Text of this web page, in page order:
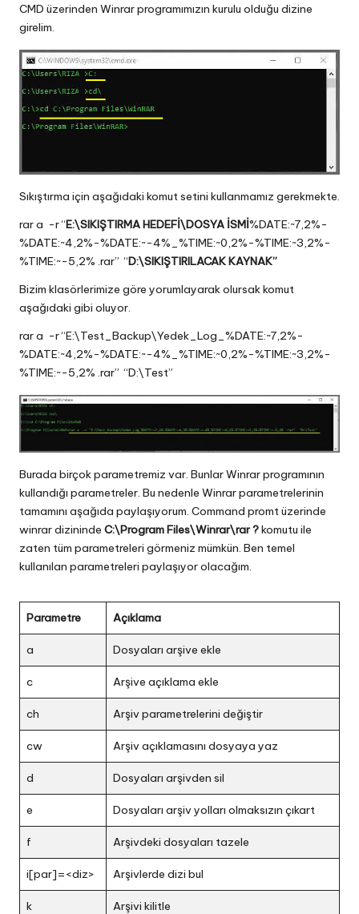
CMD üzerinden Winrar programımızın kurulu olduğu dizine
girelim.
Sıkıştırma için aşağıdaki komut setini kullanmamız gerekmekte.
rar a -r “E:\SIKIŞTIRMA HEDEFİ\DOSYA İSMİ%DATE:~7,2%-
%DATE:~4,2%-%DATE:~-4%_%TIME:~0,2%-%TIME:~3,2%-
%TIME:~-5,2% .rar” “D:\SIKIŞTIRILACAK KAYNAK”
Bizim klasörlerimize göre yorumlayarak olursak komut
aşağıdaki gibi oluyor.
rar a -r “E:\Test_Backup\Yedek_Log_%DATE:~7,2%-
%DATE:~4,2%-%DATE:~-4%_%TIME:~0,2%-%TIME:~3,2%-
%TIME:~-5,2% .rar” “D:\Test”
Burada birçok parametremiz var. Bunlar Winrar programının
kullandığı parametreler. Bu nedenle Winrar parametrelerinin
tamamını aşağıda paylaşıyorum. Command promt üzerinde
winrar dizininde C:\Program Files\Winrar\rar ?komutu ile
zaten tüm parametreleri görmeniz mümkün. Ben temel
kullanılan parametreleri paylaşıyor olacağım.
Parametre Açıklama
a Dosyaları arşive ekle
c Arşive açıklama ekle
ch Arşiv parametrelerini değiştir
cw Arşiv açıklamasını dosyaya yaz
d Dosyaları arşivden sil
e Dosyaları arşiv yolları olmaksızın çıkart
f Arşivdeki dosyaları tazele
i[par]=<diz> Arşivlerde dizi bul
k Arşivi kilitle